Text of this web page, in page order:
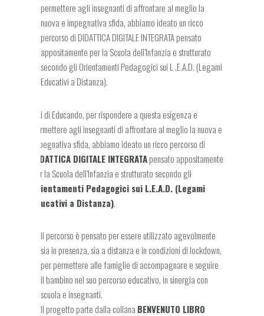
permettere agli insegnanti di affrontare al meglio la
nuova e impegnativa sfida, abbiamo ideato un ricco
percorso di DIDATTICA DIGITALE INTEGRATA pensato
appositamente per la Scuola dell’Infanzia e strutturato
secondo gli Orientamenti Pedagogici sui L .E.A.D. (Legami
Educativi a Distanza).
Noi di Educando, per rispondere a questa esigenza e
permettere agli insegnanti di affrontare al meglio la nuova e
impegnativa sfida, abbiamo ideato un ricco percorso di
DIDATTICA DIGITALE INTEGRATApensato appositamente
per la Scuola dell’Infanzia e strutturato secondo gli
Orientamenti Pedagogici sui L.E.A.D. (Legami
Educativi a Distanza).
Il percorso è pensato per essere utilizzato agevolmente
sia in presenza, sia a distanza e in condizioni di lockdown,
per permettere alle famiglie di accompagnare e seguire
il bambino nel suo percorso educativo, in sinergia con
scuola e insegnanti.
Il progetto parte dalla collana BENVENUTO LIBRO